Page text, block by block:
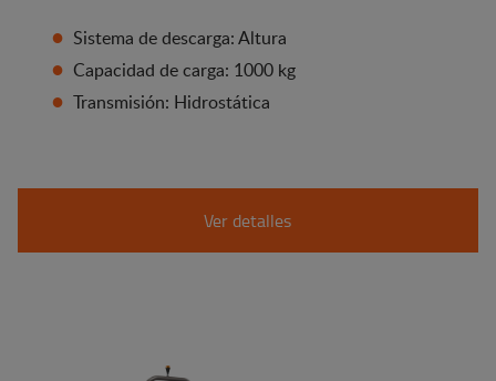
Sistema de descarga: Altura
Capacidad de carga: 1000 kg
Transmisión: Hidrostática
Ver detalles